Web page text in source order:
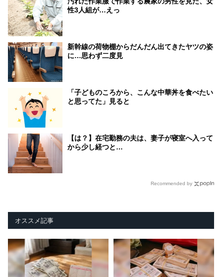
性3人組が…えっ
新幹線の荷物棚からだんだん出てきたヤツの姿
に…思わず二度見
「子どものころから、こんな中華丼を食べたい
と思ってた」見ると
【は？】在宅勤務の夫は、妻子が寝室へ入って
から少し経つと…
Recommended by
オススメ記事